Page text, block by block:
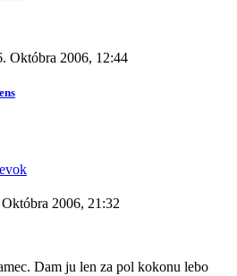
Októbra 2006, 12:44
2006, 21:32
Dam ju len za pol kokonu lebo